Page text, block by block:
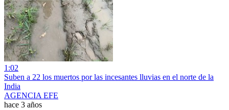
1:02
Suben a 22 los muertos por las incesantes lluvias en el norte de la
India
AGENCIA EFE
hace 3 años